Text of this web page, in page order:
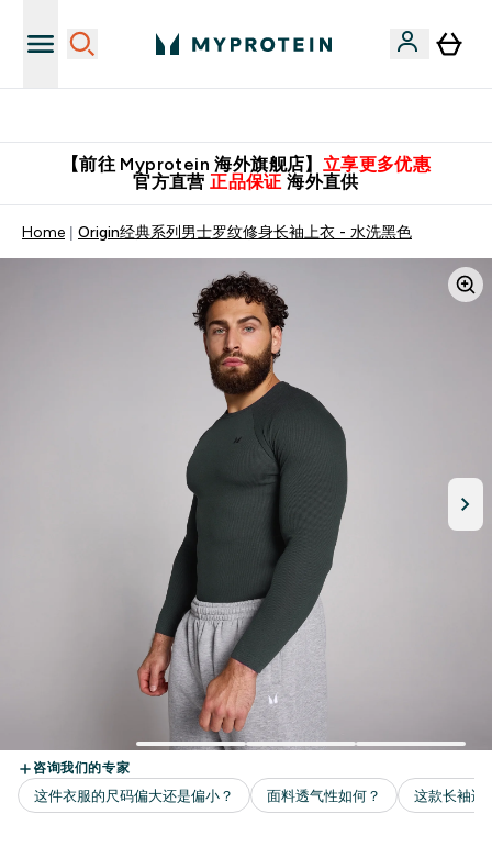
【前往 Myprotein 海外旗舰店】 立享更多优惠
官方直营 正品保证 海外直供
Home Origin经典系列男士罗纹修身长袖上衣 - 水洗黑色